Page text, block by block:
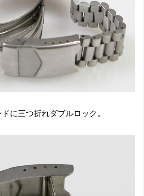
に三つ折れダブルロック。